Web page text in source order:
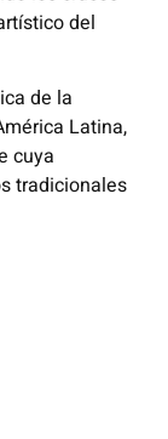
del
de la
Latina,
cuya
tradicionales